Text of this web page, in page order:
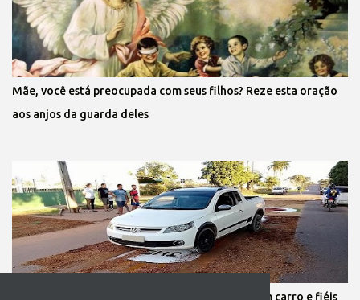
Mãe, você está preocupada com seus filhos? Reze esta oração
aos anjos da guarda deles
Protestante destrói tapete de Corpus Christi com carro e fiéis